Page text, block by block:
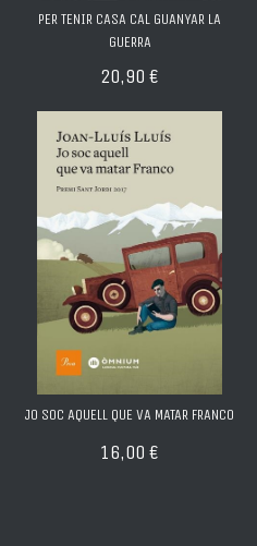
PER TENIR CASA CAL GUANYAR LA
GUERRA
20,90 €
JO SOC AQUELL QUE VA MATAR FRANCO
16,00 €